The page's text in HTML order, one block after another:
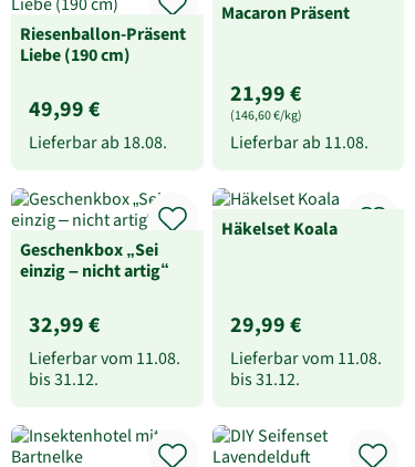
Riesenballon-Präsent
Liebe (190 cm)
49,99 €
Lieferbar ab 18.08.
Macaron Präsent
21,99 €
(146,60 €/kg)
Lieferbar ab 11.08.
Geschenkbox „Sei
einzig – nicht artig“
32,99 €
Lieferbar vom 11.08.
bis31.12.
Häkelset Koala
29,99 €
Lieferbar vom 11.08.
bis31.12.